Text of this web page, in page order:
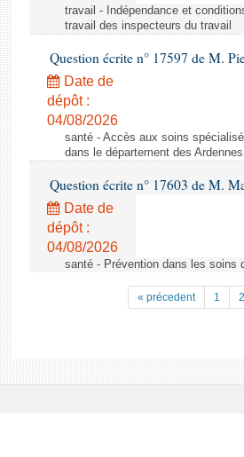
travail - Indépendance et
travail des inspecteurs du travail
Question écrite n° 17597 de M.
Date de
dépôt :
04/08/2026
santé - Accès aux soins
dans le département des Ardennes
Question écrite n° 17603 de M.
Date de
dépôt :
04/08/2026
santé - Prévention dans les soins
« précedent 1 2